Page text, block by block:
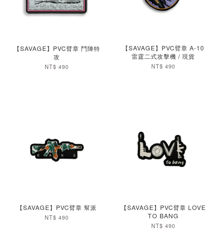
【SAVAGE】PVC臂章 鬥陣特
攻
NT$ 490
【SAVAGE】PVC臂章 A-10
雷霆二式攻擊機 / 現貨
NT$ 490
【SAVAGE】PVC臂章 幫派
NT$ 490
【SAVAGE】PVC臂章 LOVE
TO BANG
NT$ 490